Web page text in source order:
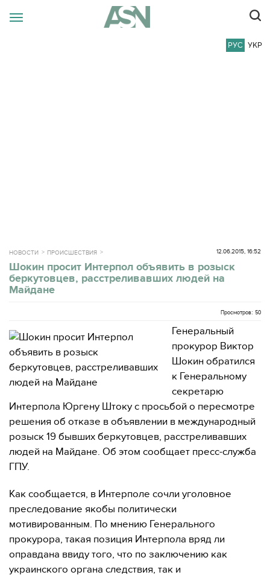
РУС УКР
НОВОСТИ ПРОИСШЕСТВИЯ 12.06.2015, 16:52
Шокин просит Интерпол объявить в розыск
беркутовцев, расстреливавших людей на
Майдане
Просмотров: 50
Генеральный
прокурор Виктор
Шокин обратился
к Генеральному
секретарю
Интерпола Юргену Штоку с просьбой о пересмотре
решения об отказе в объявлении в международный
розыск 19 бывших беркутовцев, расстреливавших
людей на Майдане. Об этом сообщает пресс-служба
ГПУ.
Как сообщается, в Интерполе сочли уголовное
преследование якобы политически
мотивированным. По мнению Генерального
прокурора, такая позиция Интерпола вряд ли
оправдана ввиду того, что по заключению как
украинского органа следствия, так и